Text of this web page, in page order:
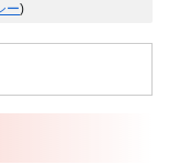
ー)